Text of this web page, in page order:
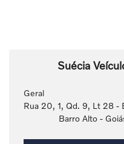
Suécia
Geral
Rua 20, 1, Qd. 9, Lt 28 -
Barro Alto -